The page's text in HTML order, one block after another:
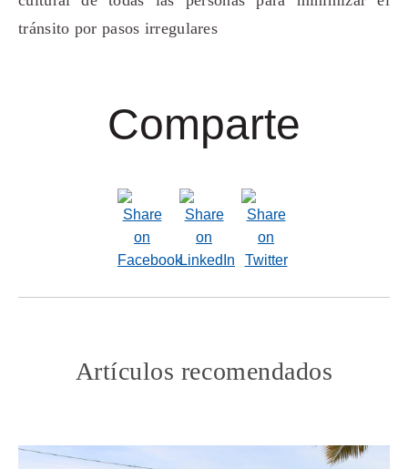
tránsito por pasos irregulares
Comparte
Artículos recomendados